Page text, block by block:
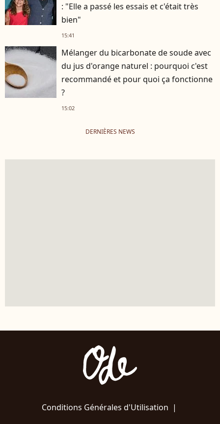
: "Elle a passé les essais et c'était très
bien"
15:41
Mélanger du bicarbonate de soude avec
du jus d'orange naturel : pourquoi c'est
recommandé et pour quoi ça fonctionne
?
15:02
DERNIÈRES NEWS
Conditions Générales d'Utilisation |